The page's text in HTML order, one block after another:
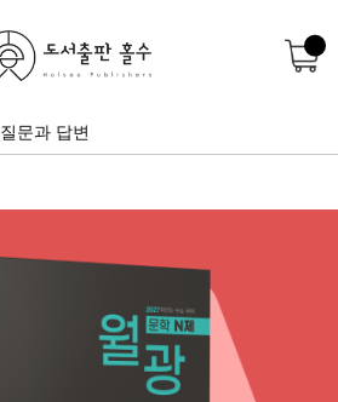
질문과 답변